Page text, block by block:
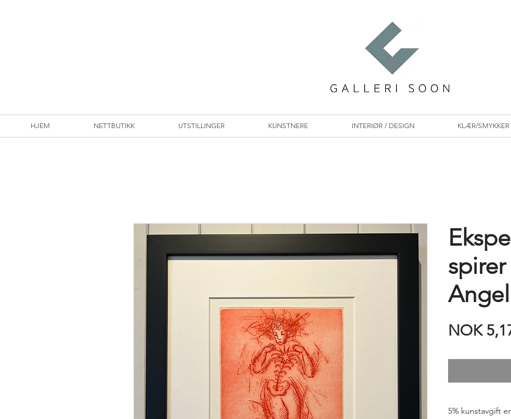
HJEM NETTBUTIKK UTSTILLINGER KUNSTNERE INTERIØR / DESIGN KLÆR/SMYKKER
NOK
5% kunstavgift